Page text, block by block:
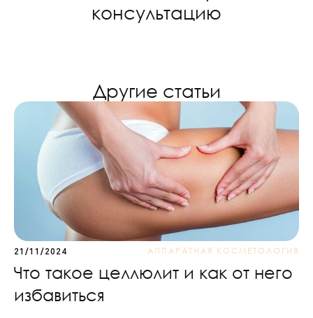
консультацию
Другие статьи
21/11/2024 АППАРАТНАЯ КОСМЕТОЛОГИЯ
Что такое целлюлит и как от него
избавиться